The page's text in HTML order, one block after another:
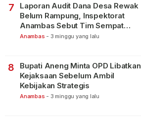
7
Laporan Audit Dana Desa Rewak
Belum Rampung, Inspektorat
Anambas Sebut Tim Sempat
Terbagi Tangani Kasus Lain
Anambas - 3 minggu yang lalu
8
Bupati Aneng Minta OPD Libatkan
Kejaksaan Sebelum Ambil
Kebijakan Strategis
Anambas - 3 minggu yang lalu